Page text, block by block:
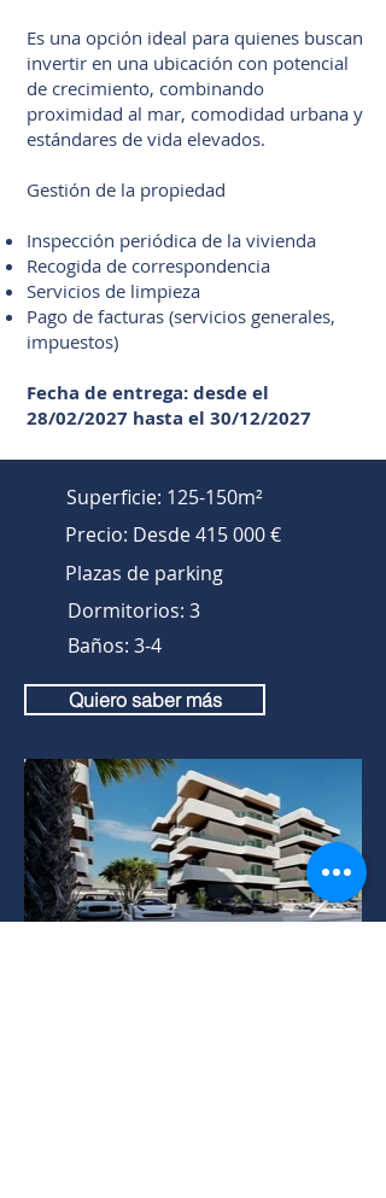
Es una opción ideal para quienes buscan
invertir en una ubicación con potencial
de crecimiento, combinando
proximidad al mar, comodidad urbana y
estándares de vida elevados.
Gestión de la propiedad
Inspección periódica de la vivienda
Recogida de correspondencia
Servicios de limpieza
Pago de facturas (servicios generales,
impuestos)
Fecha de entrega: desde el
28/02/2027 hasta el 30/12/2027
Superficie: 125-150m²
Precio: Desde 415 000 €
Plazas de parking
Dormitorios: 3
Baños: 3-4
Quiero saber más